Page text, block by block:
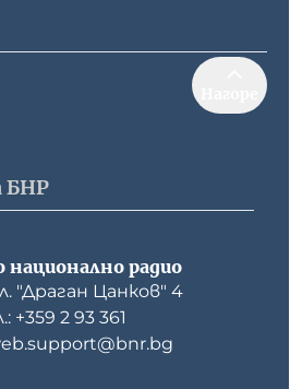
БНР
национално радио
"Драган Цанков" 4
+359 2 93 361